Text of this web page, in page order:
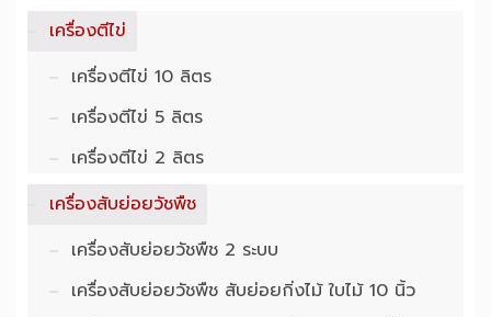
เครื่องตีไข่
เครื่องตีไข่ 10 ลิตร
เครื่องตีไข่ 5 ลิตร
เครื่องตีไข่ 2 ลิตร
เครื่องสับย่อยวัชพืช
เครื่องสับย่อยวัชพืช 2 ระบบ
เครื่องสับย่อยวัชพืช สับย่อยกิ่งไม้ ใบไม้ 10 นิ้ว